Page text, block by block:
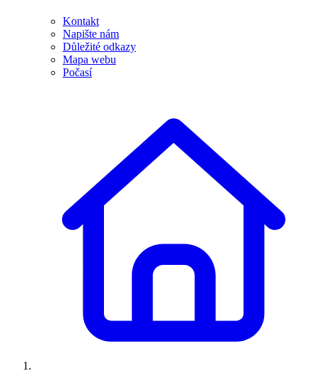
Kontakt
Napište nám
Důležité odkazy
Mapa webu
Počasí